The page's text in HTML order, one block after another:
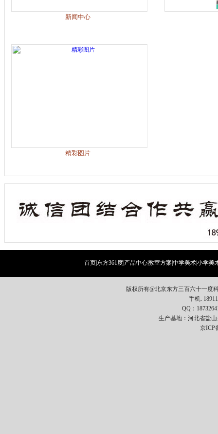
新闻中心
精彩图片
首页|东方361度| 产品中心|教室方案 中学美术|小学美
版权所有@北京东方三百六十一度
手机:
QQ：
生产基地：河北省盐
京ICP